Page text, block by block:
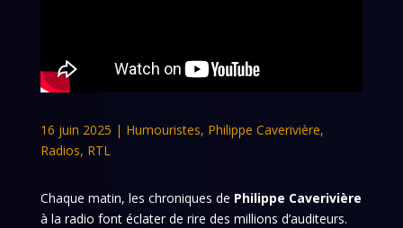
16 juin 2025 | Humouristes, Philippe Caverivière,
Radios, RTL
Chaque matin, les chroniques de Philippe Caverivière
à la radio font éclater de rire des millions d’auditeurs.